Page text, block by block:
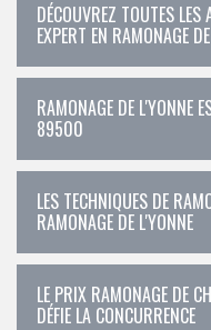
DÉCOUVREZ TOUTES LES
EXPERT EN RAMONAGE
RAMONAGE DE L'YONNE
89500
LES TECHNIQUES DE
RAMONAGE DE L'YONNE
LE PRIX RAMONAGE DE
DÉFIE LA CONCURRENCE